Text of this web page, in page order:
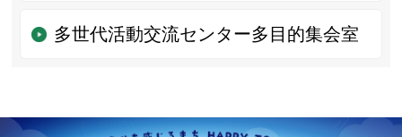
多世代活動交流センター多目的集会室